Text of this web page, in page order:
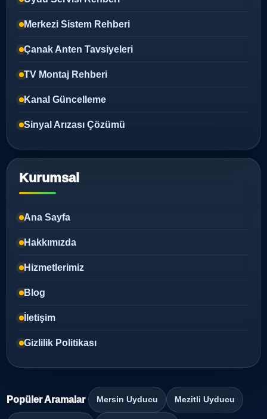
Merkezi Sistem Rehberi
Çanak Anten Tavsiyeleri
TV Montaj Rehberi
Kanal Güncelleme
Sinyal Arızası Çözümü
Kurumsal
Ana Sayfa
Hakkımızda
Hizmetlerimiz
Blog
İletişim
Gizlilik Politikası
Popüler Aramalar Mersin Uyducu Mezitli Uyducu